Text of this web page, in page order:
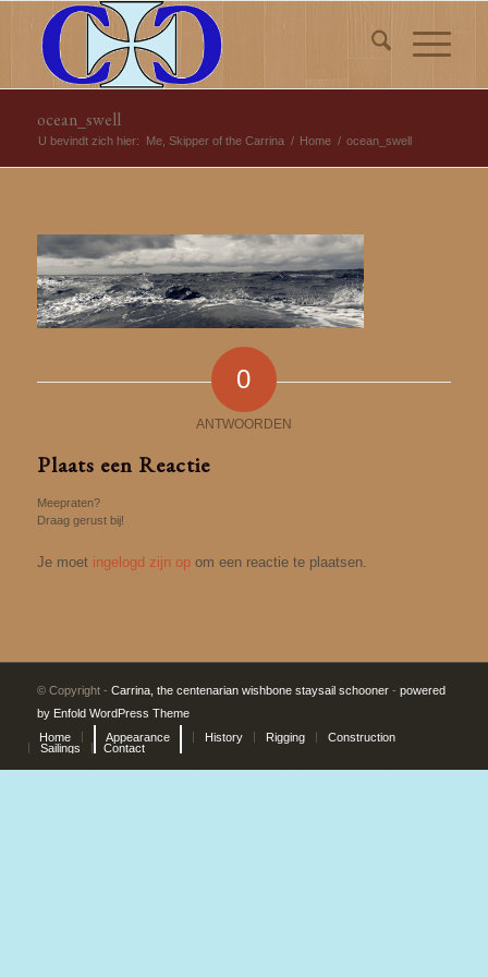
ocean_swell
U bevindt zich hier: Me, Skipper of the Carrina / Home / ocean_swell
0
ANTWOORDEN
Plaats een Reactie
Meepraten?
Draag gerust bij!
Je moet ingelogd zijn opom een reactie te plaatsen.
© Copyright - Carrina, the centenarian wishbone staysail schooner- powered
by Enfold WordPress Theme
Home
Appearance History Rigging
Construction
Sailings
Contact